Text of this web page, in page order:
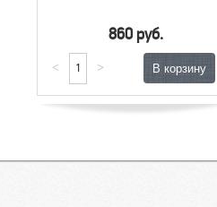
860 руб.
< >